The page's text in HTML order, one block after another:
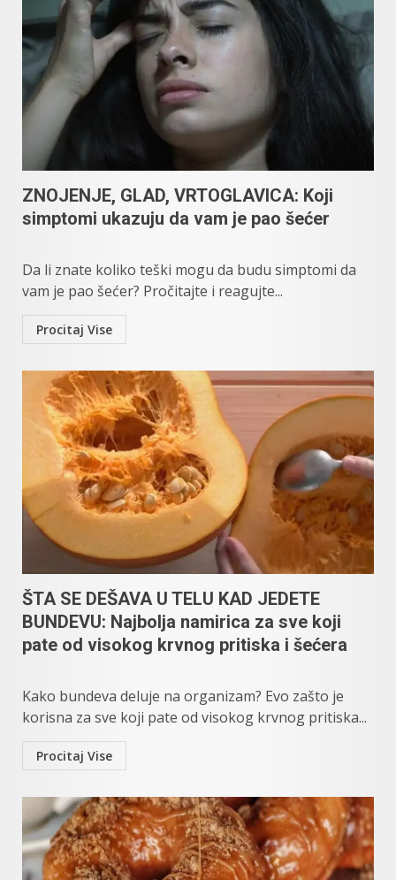
ZNOJENJE, GLAD, VRTOGLAVICA: Koji
simptomi ukazuju da vam je pao šećer
Da li znate koliko teški mogu da budu simptomi da
vam je pao šećer? Pročitajte i reagujte...
Procitaj Vise
ŠTA SE DEŠAVA U TELU KAD JEDETE
BUNDEVU: Najbolja namirica za sve koji
pate od visokog krvnog pritiska i šećera
Kako bundeva deluje na organizam? Evo zašto je
korisna za sve koji pate od visokog krvnog pritiska...
Procitaj Vise